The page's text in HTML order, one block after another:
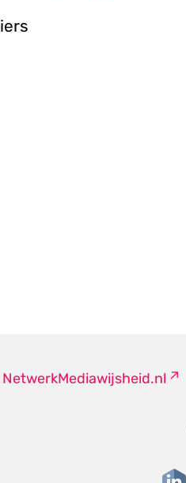
NetwerkMediawijsheid.nl